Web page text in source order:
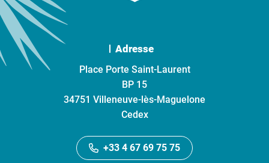
Adresse
Place Porte Saint-Laurent
BP 15
34751 Villeneuve-lès-Maguelone
Cedex
+33 4 67 69 75 75